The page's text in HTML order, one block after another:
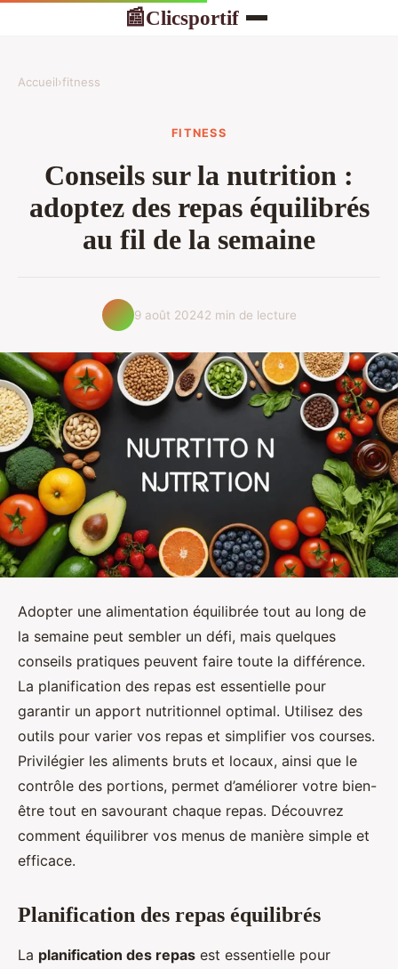
📰Clicsportif
Accueil›fitness
FITNESS
Conseils sur la nutrition :
adoptez des repas équilibrés
au fil de la semaine
9 août 20242 min de lecture
Adopter une alimentation équilibrée tout au long de
la semaine peut sembler un défi, mais quelques
conseils pratiques peuvent faire toute la différence.
La planification des repas est essentielle pour
garantir un apport nutritionnel optimal. Utilisez des
outils pour varier vos repas et simplifier vos courses.
Privilégier les aliments bruts et locaux, ainsi que le
contrôle des portions, permet d’améliorer votre bien-
être tout en savourant chaque repas. Découvrez
comment équilibrer vos menus de manière simple et
efficace.
Planification des repas équilibrés
La planification des repas est essentielle pour